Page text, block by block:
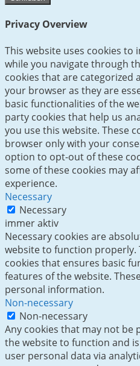
Privacy Overview
This website uses cookies to
while you navigate through
cookies that are categorized
your browser as they are
basic functionalities of the
party cookies that help us
you use this website. These
browser only with your
option to opt-out of these
some of these cookies may
experience.
Necessary
Necessary
immer aktiv
Necessary cookies are
website to function properly.
cookies that ensures basic
features of the website.
personal information.
Non-necessary
Non-necessary
Any cookies that may not be
the website to function and
user personal data via